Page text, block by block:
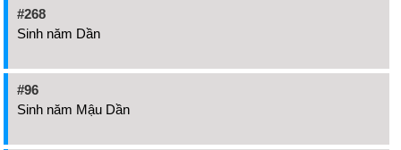
#268
Sinh năm Dần
#96
Sinh năm Mậu Dần